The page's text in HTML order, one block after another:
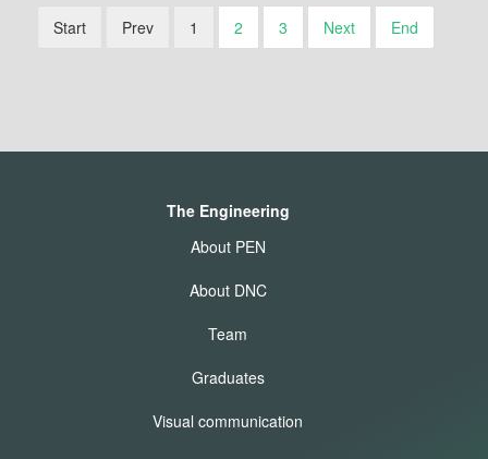
Start Prev 1 2 3 Next End
The Engineering
About PEN
About DNC
Team
Graduates
Visual communication